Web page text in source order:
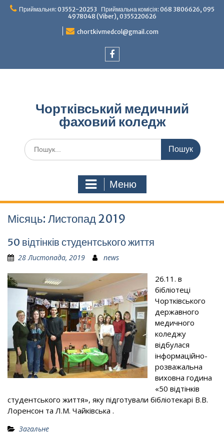
ПерейтиПриймальня: 03552-20253 Приймальна комісія: 068 3806626, 095
4978048 (Viber), 0355220626
chortkivmedcol@gmail.com
Чортківський медичний
фаховий коледж
Шукати:
Меню
Місяць: Листопад 2019
50 відтінків студентського життя
28 Листопада, 2019 news
26.11. в
бібліотеці
Чортківського
державного
медичного
коледжу
відбулася
інформаційно-
розважальна
виховна година
«50 відтінків
студентського життя», яку підготували бібліотекарі В.В.
Лоренсон та Л.М. Чайківська .
Загальне